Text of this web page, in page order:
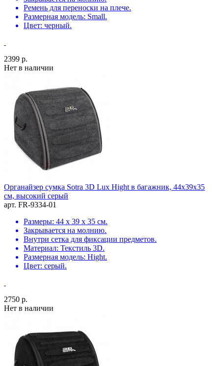
Ремень для переноски на плече.
Размерная модель: Small.
Цвет: черный.
2399 р.
Нет в наличии
Органайзер сумка Sotra 3D Lux Hight в багажник, 44x39x35
см, высокий серый
арт. FR-9334-01
Размеры: 44 х 39 х 35 см.
Закрывается на молнию.
Внутри сетка для фиксации предметов.
Материал: Текстиль 3D.
Размерная модель: Hight.
Цвет: серый.
2750 р.
Нет в наличии